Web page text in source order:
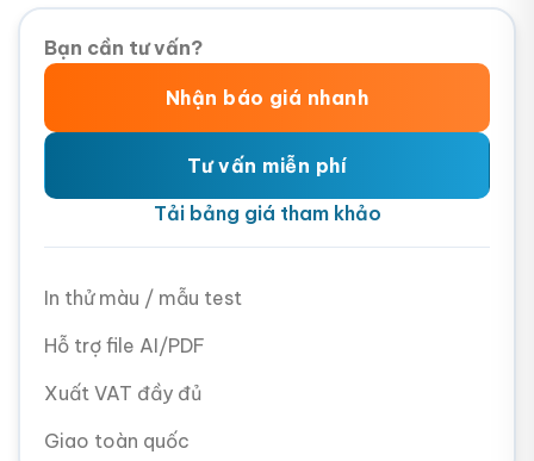
Bạn cần tư vấn?
Nhận báo giá nhanh
Tư vấn miễn phí
Tải bảng giá tham khảo
In thử màu / mẫu test
Hỗ trợ file AI/PDF
Xuất VAT đầy đủ
Giao toàn quốc